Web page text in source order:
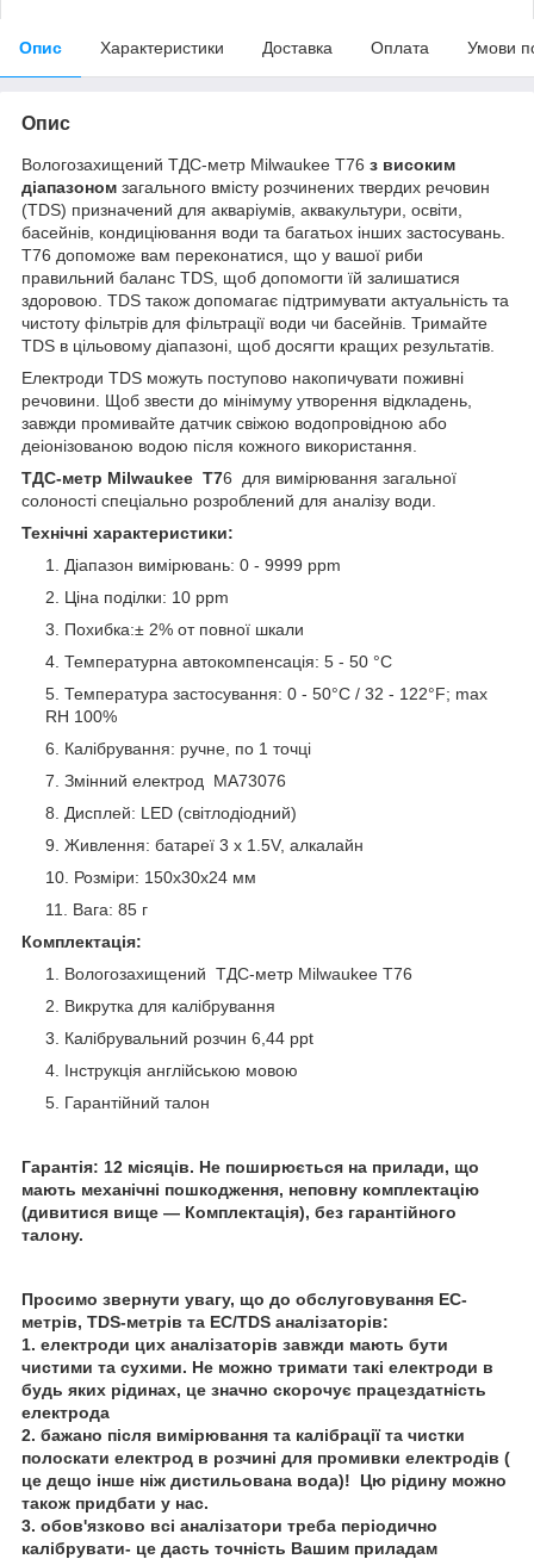
Опис Характеристики Доставка Оплата Умови
Опис
Вологозахищений ТДС-метр Milwaukee Т76 з високим
діапазоном загального вмісту розчинених твердих речовин
(TDS) призначений для акваріумів, аквакультури, освіти,
басейнів, кондиціювання води та багатьох інших застосувань.
T76 допоможе вам переконатися, що у вашої риби
правильний баланс TDS, щоб допомогти їй залишатися
здоровою. TDS також допомагає підтримувати актуальність та
чистоту фільтрів для фільтрації води чи басейнів. Тримайте
TDS в цільовому діапазоні, щоб досягти кращих результатів.
Електроди TDS можуть поступово накопичувати поживні
речовини. Щоб звести до мінімуму утворення відкладень,
завжди промивайте датчик свіжою водопровідною або
деіонізованою водою після кожного використання.
ТДС-метр Milwaukeе Т76 для вимірювання загальної
солоності спеціально розроблений для аналізу води.
Технічні характеристики:
Діапазон вимірювань: 0 - 9999 ppm
Ціна поділки: 10 ppm
Похибка:± 2% от повної шкали
Температурна автокомпенсація: 5 - 50 °C
Температура застосування: 0 - 50°C / 32 - 122°F; max
RH 100%
Калібрування: ручне, по 1 точці
Змінний електрод MA73076
Дисплей: LED (світлодіодний)
Живлення: батареї 3 x 1.5V, алкалайн
Розміри: 150x30x24 мм
Вага: 85 г
Комплектація:
Вологозахищений ТДС-метр Milwaukee Т76
Викрутка для калібрування
Калібрувальний розчин 6,44 ppt
Інструкція англійською мовою
Гарантійний талон
Гарантія: 12 місяців. Не поширюється на прилади, що
мають механічні пошкодження, неповну комплектацію
(дивитися вище — Комплектація), без гарантійного
талону.
Просимо звернути увагу, що до обслуговування EC-
метрів, TDS-метрів та EC/TDS аналізаторів:
1. електроди цих аналізаторів завжди мають бути
чистими та сухими. Не можно тримати такі електроди в
будь яких рідинах, це значно скорочує працездатність
електрода
2. бажано після вимірювання та калібрації та чистки
полоскати електрод в розчині для промивки електродів (
це дещо інше ніж дистильована вода)! Цю рідину можно
також придбати у нас.
3. обов'язково всі аналізатори треба періодично
калібрувати- це дасть точність Вашим приладам